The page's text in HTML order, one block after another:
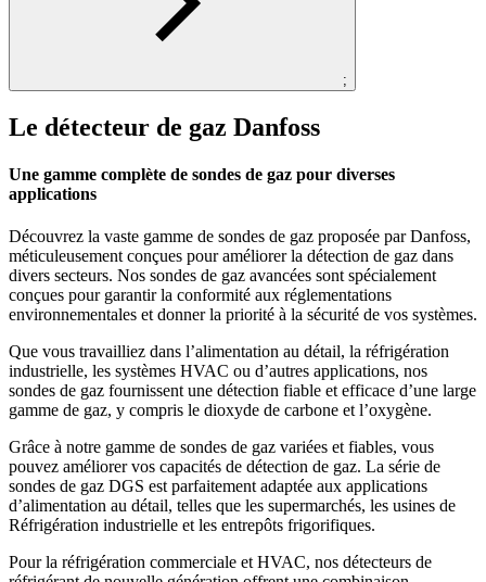
;
Le détecteur de gaz Danfoss
Une gamme complète de sondes de gaz pour diverses
applications
Découvrez la vaste gamme de sondes de gaz proposée par Danfoss,
méticuleusement conçues pour améliorer la détection de gaz dans
divers secteurs. Nos sondes de gaz avancées sont spécialement
conçues pour garantir la conformité aux réglementations
environnementales et donner la priorité à la sécurité de vos systèmes.
Que vous travailliez dans l’alimentation au détail, la réfrigération
industrielle, les systèmes HVAC ou d’autres applications, nos
sondes de gaz fournissent une détection fiable et efficace d’une large
gamme de gaz, y compris le dioxyde de carbone et l’oxygène.
Grâce à notre gamme de sondes de gaz variées et fiables, vous
pouvez améliorer vos capacités de détection de gaz. La série de
sondes de gaz DGS est parfaitement adaptée aux applications
d’alimentation au détail, telles que les supermarchés, les usines de
Réfrigération industrielle et les entrepôts frigorifiques.
Pour la réfrigération commerciale et HVAC, nos détecteurs de